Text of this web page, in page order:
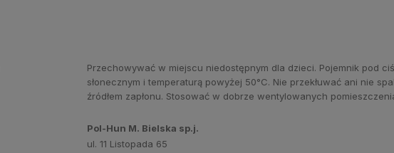
Przechowywać w miejscu niedostępnym dla dzieci. Pojemnik pod
słonecznym i temperaturą powyżej 50°C. Nie przekłuwać ani nie
źródłem zapłonu. Stosować w dobrze wentylowanych
Pol-Hun M. Bielska sp.j.
ul. 11 Listopada 65